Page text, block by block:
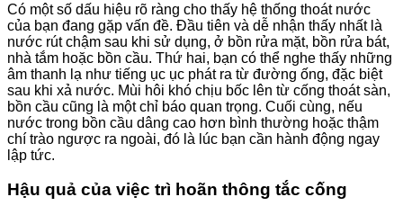
Có một số dấu hiệu rõ ràng cho thấy hệ thống thoát nước
của bạn đang gặp vấn đề. Đầu tiên và dễ nhận thấy nhất là
nước rút chậm sau khi sử dụng, ở bồn rửa mặt, bồn rửa bát,
nhà tắm hoặc bồn cầu. Thứ hai, bạn có thể nghe thấy những
âm thanh lạ như tiếng ục ục phát ra từ đường ống, đặc biệt
sau khi xả nước. Mùi hôi khó chịu bốc lên từ cống thoát sàn,
bồn cầu cũng là một chỉ báo quan trọng. Cuối cùng, nếu
nước trong bồn cầu dâng cao hơn bình thường hoặc thậm
chí trào ngược ra ngoài, đó là lúc bạn cần hành động ngay
lập tức.
Hậu quả của việc trì hoãn thông tắc cống